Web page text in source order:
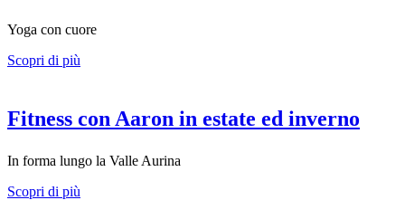
Yoga con cuore
Scopri di più
Fitness con Aaron in estate ed inverno
In forma lungo la Valle Aurina
Scopri di più